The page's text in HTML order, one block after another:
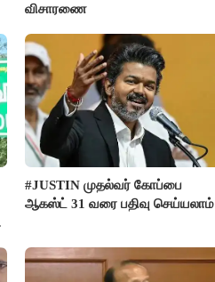
விசாரணை
#JUSTIN முதல்வர் கோப்பை
ஆகஸ்ட் 31 வரை பதிவு செய்யலாம்